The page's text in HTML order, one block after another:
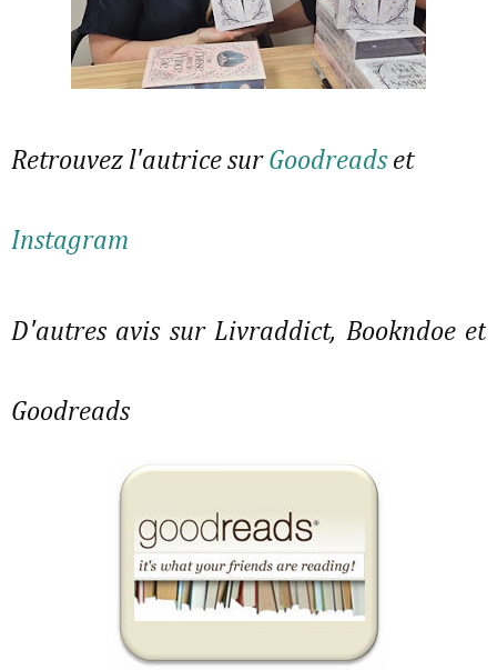
Retrouvez l'autrice sur Goodreads et
Instagram
D'autres avis sur Livraddict, Bookndoe et
Goodreads